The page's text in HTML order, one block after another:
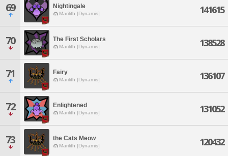
69 Nightingale
Marilith [Dynamis] 141615
70 The First Scholars
Marilith [Dynamis] 138528
71 Fairy
Marilith [Dynamis] 136107
72 Enlightened
Marilith [Dynamis] 131052
73 the Cats Meow
Marilith [Dynamis] 120432